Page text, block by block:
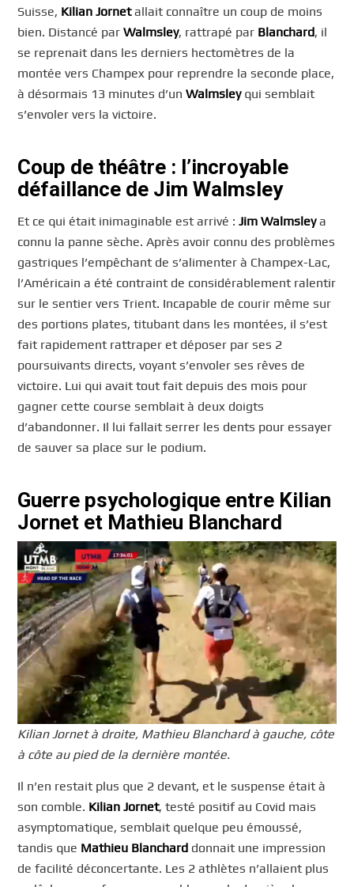
Suisse, Kilian Jornetallait connaître un coup de moins
bien. Distancé parWalmsley, rattrapé par Blanchard, il
se reprenait dans les derniers hectomètres de la
montée vers Champex pour reprendre la seconde place,
à désormais 13 minutes d’unWalmsleyqui semblait
s’envoler vers la victoire.
Coup de théâtre : l’incroyable
défaillance de Jim Walmsley
Et ce qui était inimaginable est arrivé :Jim Walmsleya
connu la panne sèche. Après avoir connu des problèmes
gastriques l’empêchant de s’alimenter à Champex-Lac,
l’Américain a été contraint de considérablement ralentir
sur le sentier vers Trient. Incapable de courir même sur
des portions plates, titubant dans les montées, il s’est
fait rapidement rattraper et déposer par ses 2
poursuivants directs, voyant s’envoler ses rêves de
victoire. Lui qui avait tout fait depuis des mois pour
gagner cette course semblait à deux doigts
d’abandonner. Il lui fallait serrer les dents pour essayer
de sauver sa place sur le podium.
Guerre psychologique entre Kilian
Jornet et Mathieu Blanchard
Kilian Jornet à droite, Mathieu Blanchard à gauche, côte
à côte au pied de la dernière montée.
Il n’en restait plus que 2 devant, et le suspense était à
son comble. Kilian Jornet, testé positif au Covid mais
asymptomatique, semblait quelque peu émoussé,
tandis que Mathieu Blanchard donnait une impression
de facilité déconcertante. Les 2 athlètes n’allaient plus